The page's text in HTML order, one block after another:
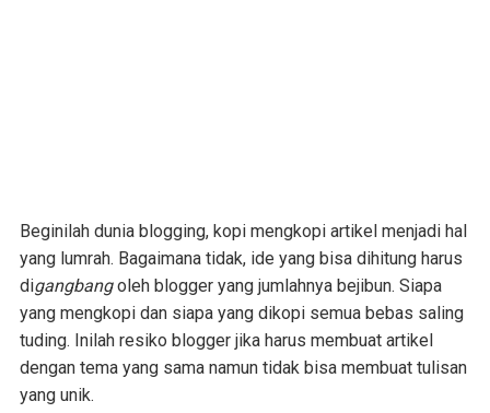
Beginilah dunia blogging, kopi mengkopi artikel menjadi hal
yang lumrah. Bagaimana tidak, ide yang bisa dihitung harus
digangbangoleh blogger yang jumlahnya bejibun. Siapa
yang mengkopi dan siapa yang dikopi semua bebas saling
tuding. Inilah resiko blogger jika harus membuat artikel
dengan tema yang sama namun tidak bisa membuat tulisan
yang unik.